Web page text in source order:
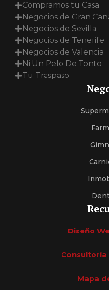
Compramos tu Casa
Negocios de Gran
Negocios de Sevilla
Negocios de Tenerife
Negocios de Valencia
Ni Un Pelo De Tonto
Tu Traspaso
Diseño
Consultoría
Mapa